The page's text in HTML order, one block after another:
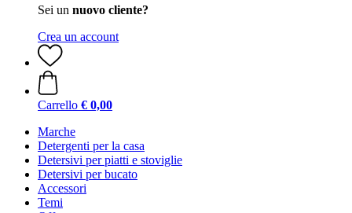
Sei un nuovo cliente?
Crea un account
Carrello € 0,00
Marche
Detergenti per la casa
Detersivi per piatti e stoviglie
Detersivi per bucato
Accessori
Temi